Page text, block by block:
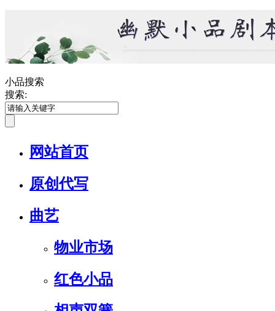
小品搜索
搜索:
网站首页
原创代写
曲艺
物业市场
红色小品